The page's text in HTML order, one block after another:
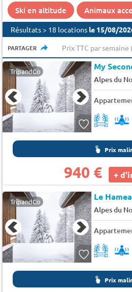
Ski en altitude Animaux
Résultats > 18 locations le 15/08/
PARTAGER Prix TTC par
TripandCo My
Alpes du
Prix
940 € +
TripandCo Le
Alpes du
Prix